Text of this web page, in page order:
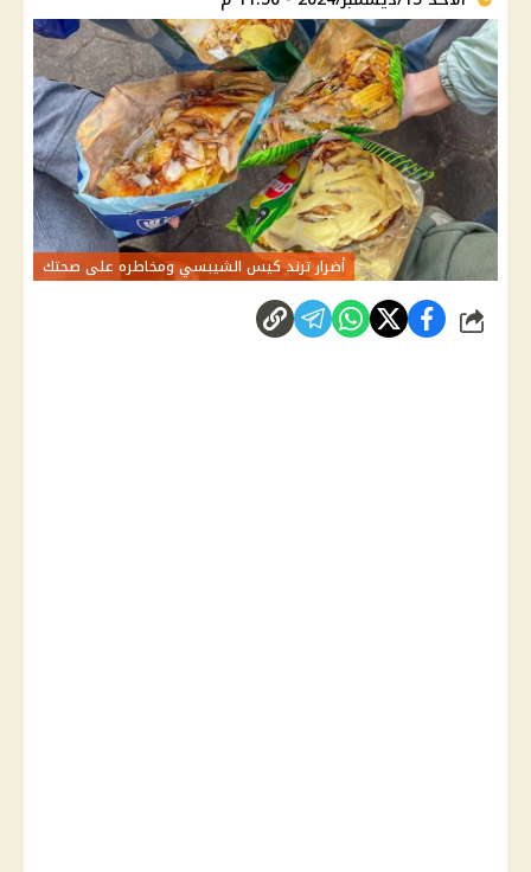
أضرار ترند كيس الشيبسي ومخاطره على صحتك
شارك